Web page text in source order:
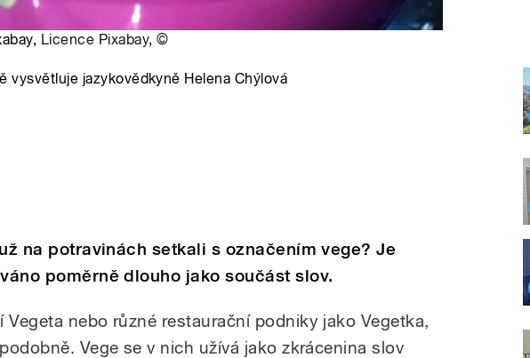
Licence Pixabay,©
vysvětluje jazykovědkyně Helena Chýlová
na potravinách setkali s označením vege? Je
poměrně dlouho jako součást slov.
Vegeta nebo různé restaurační podniky jako Vegetka,
Vege se v nich užívá jako zkrácenina slov